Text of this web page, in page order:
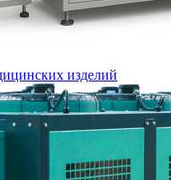
изделий